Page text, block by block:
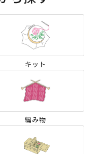
キット
編み物